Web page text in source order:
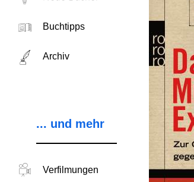
Buchtipps
Archiv
... und mehr
Verfilmungen